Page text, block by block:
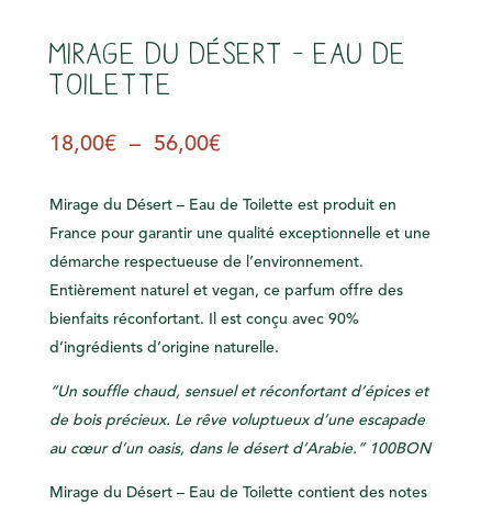
Mirage du Désert – Eau de
Toilette
18,00€ – 56,00€Plage
prix :
à
56,00€
Mirage du Désert – Eau de Toilette est produit en
France pour garantir une qualité exceptionnelle et une
démarche respectueuse de l’environnement.
Entièrement naturel et vegan, ce parfum offre des
bienfaits réconfortant. Il est conçu avec 90%
d’ingrédients d’origine naturelle.
“Un souffle chaud, sensuel et réconfortant d’épices et
de bois précieux. Le rêve voluptueux d’une escapade
au cœur d’un oasis, dans le désert d’Arabie.” 100BON
Mirage du Désert – Eau de Toilette contient des notes